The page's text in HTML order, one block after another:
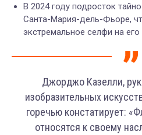
В 2024 году подросток
Санта-Мария-дель-Фьоре,
экстремальное селфи на его
Джорджо Казелли,
изобразительных
горечью констатирует:
относятся к своему